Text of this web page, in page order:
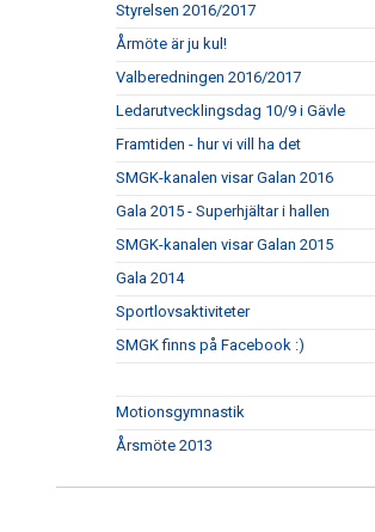
Styrelsen 2016/2017
Årmöte är ju kul!
Valberedningen 2016/2017
Ledarutvecklingsdag 10/9 i Gävle
Framtiden - hur vi vill ha det
SMGK-kanalen visar Galan 2016
Gala 2015 - Superhjältar i hallen
SMGK-kanalen visar Galan 2015
Gala 2014
Sportlovsaktiviteter
SMGK finns på Facebook :)
Motionsgymnastik
Årsmöte 2013